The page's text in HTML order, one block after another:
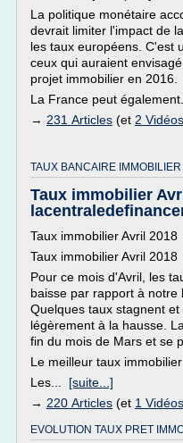
La politique monétaire
devrait limiter l'impact de
les taux européens. C'est
ceux qui auraient
projet immobilier en 2016.
La France peut
→ 231 Articles (et 2 Vidéos
TAUX BANCAIRE
Taux immobilier
Taux immobilier Avril 2018
Taux immobilier Avril 2018
Pour ce mois d'Avril, les
baisse par rapport à notre
Quelques taux stagnent
légèrement à la hausse.
fin du mois de Mars et se
Le meilleur taux
Les... [suite...]
→ 220 Articles (et 1 Vidéos
EVOLUTION TAUX PRET